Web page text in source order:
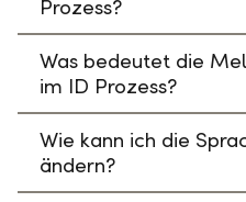
Prozess?
Was bedeutet die
im ID Prozess?
Wie kann ich die
ändern?